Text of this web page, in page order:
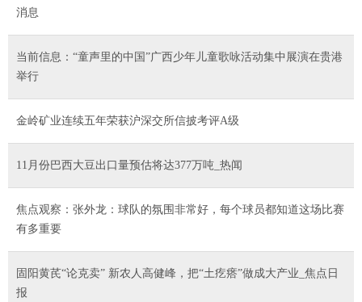
消息
当前信息：“童声里的中国”广西少年儿童歌咏活动集中展演在贵港
举行
金岭矿业连续五年荣获沪深交所信披考评A级
11月份巴西大豆出口量预估将达377万吨_热闻
焦点观察：张外龙：球队的氛围非常好，每个球员都知道这场比赛
有多重要
固阳黄芪“论克卖” 新农人高健峰，把“土疙瘩”做成大产业_焦点日
报